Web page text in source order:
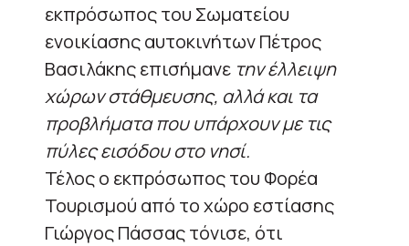
εκπρόσωπος του Σωματείου
ενοικίασης αυτοκινήτων Πέτρος
Βασιλάκης επισήμανε την έλλειψη
χώρων στάθμευσης, αλλά και τα
προβλήματα που υπάρχουν με τις
πύλες εισόδου στο νησί.
Τέλος ο εκπρόσωπος του Φορέα
Τουρισμού από το χώρο εστίασης
Γιώργος Πάσσας τόνισε, ότι